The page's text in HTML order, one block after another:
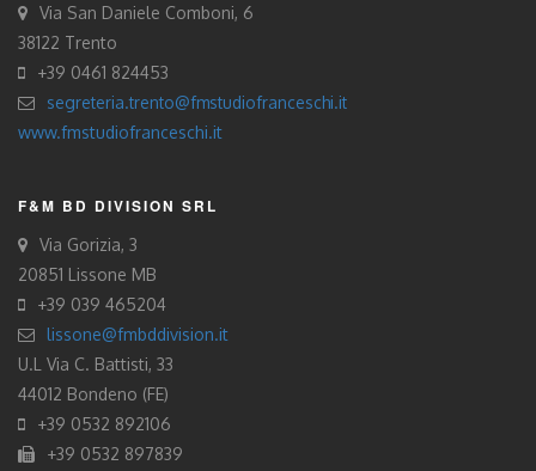
Via San Daniele Comboni, 6
38122 Trento
+39 0461 824453
segreteria.trento@fmstudiofranceschi.it
www.fmstudiofranceschi.it
F&M BD DIVISION SRL
Via Gorizia, 3
20851 Lissone MB
+39 039 465204
lissone@fmbddivision.it
U.L Via C. Battisti, 33
44012 Bondeno (FE)
+39 0532 892106
+39 0532 897839